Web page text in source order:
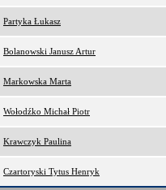
Partyka Łukasz
Bolanowski Janusz Artur
Markowska Marta
Wołodźko Michał Piotr
Krawczyk Paulina
Czartoryski Tytus Henryk